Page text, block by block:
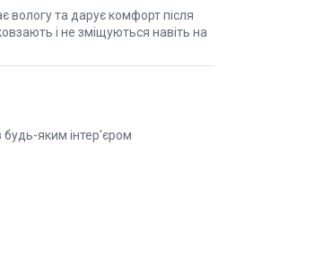
вологу та дарує комфорт після
і не зміщуються навіть на
будь-яким інтер'єром